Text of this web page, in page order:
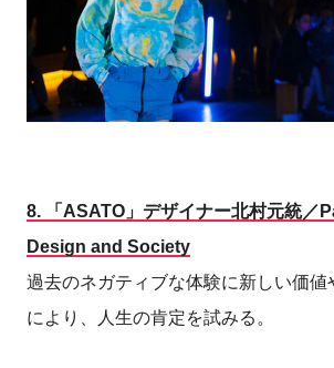
8.
「ASATO」デザイナー北村元統／
Design and Society
過去のネガティブな体験に新しい価値
により、人生の肯定を試みる。